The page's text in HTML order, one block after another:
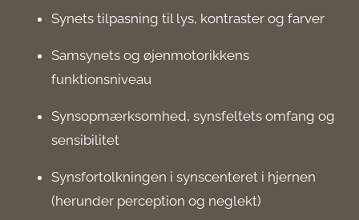
Synets tilpasning til lys, kontraster og farver
Samsynets og øjenmotorikkens
funktionsniveau
Synsopmærksomhed, synsfeltets omfang og
sensibilitet
Synsfortolkningen i synscenteret i hjernen
(herunder perception og neglekt)